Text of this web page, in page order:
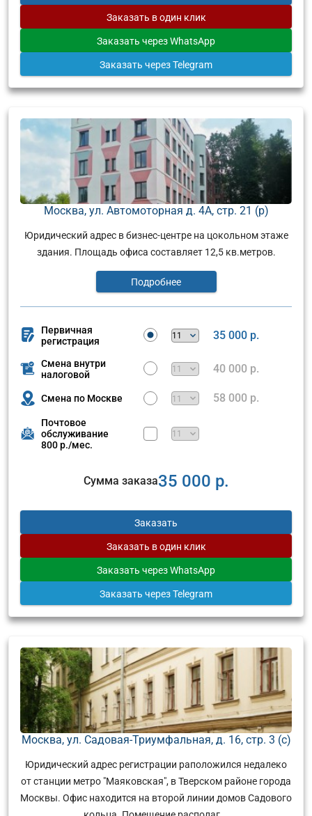
Заказать в один клик
Заказать через WhatsApp
Заказать через Telegram
Москва, ул. Автомоторная д. 4А, стр. 21 (р)
Юридический адрес в бизнес-центре на цокольном этаже
здания. Площадь офиса составляет 12,5 кв.метров.
Подробнее
Первичная
регистрация
35 000 р.
Смена внутри
налоговой
40 000 р.
Смена по Москве 58 000 р.
Почтовое
обслуживание
800 р./мес.
Сумма заказа35 000 р.
Заказать
Заказать в один клик
Заказать через WhatsApp
Заказать через Telegram
Москва, ул. Садовая-Триумфальная, д. 16, стр. 3 (с)
Юридический адрес регистрации раположился недалеко
от станции метро "Маяковская", в Тверском районе города
Москвы. Офис находится на второй линии домов Садового